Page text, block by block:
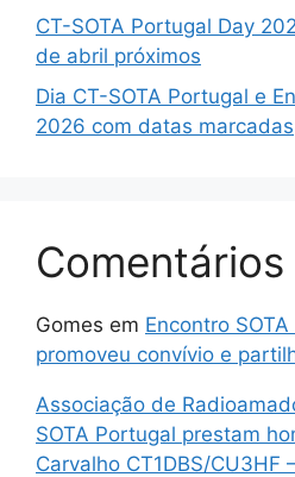
CT-SOTA Portugal Day
de abril próximos
Dia CT-SOTA Portugal e
2026 com datas marcadas
Gomes em Encontro
promoveu convívio e
Associação de
SOTA Portugal prestam
Carvalho CT1DBS/CU3HF